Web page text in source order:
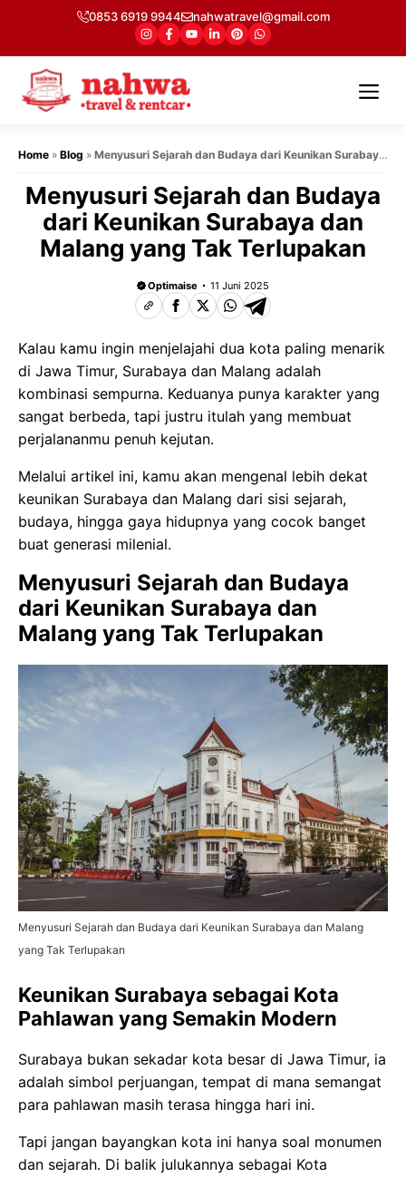
isi
0853 6919 9944 nahwatravel@gmail.com
Home » Blog » Menyusuri Sejarah dan Budaya dari Keunikan Surabaya
Menyusuri Sejarah dan Budaya
dari Keunikan Surabaya dan
Malang yang Tak Terlupakan
Optimaise 11 Juni 2025
Kalau kamu ingin menjelajahi dua kota paling menarik
di Jawa Timur, Surabaya dan Malang adalah
kombinasi sempurna. Keduanya punya karakter yang
sangat berbeda, tapi justru itulah yang membuat
perjalananmu penuh kejutan.
Melalui artikel ini, kamu akan mengenal lebih dekat
keunikan Surabaya dan Malang dari sisi sejarah,
budaya, hingga gaya hidupnya yang cocok banget
buat generasi milenial.
Menyusuri Sejarah dan Budaya
dari Keunikan Surabaya dan
Malang yang Tak Terlupakan
Menyusuri Sejarah dan Budaya dari Keunikan Surabaya dan Malang
yang Tak Terlupakan
Keunikan Surabaya sebagai Kota
Pahlawan yang Semakin Modern
Surabaya bukan sekadar kota besar di Jawa Timur, ia
adalah simbol perjuangan, tempat di mana semangat
para pahlawan masih terasa hingga hari ini.
Tapi jangan bayangkan kota ini hanya soal monumen
dan sejarah. Di balik julukannya sebagai Kota